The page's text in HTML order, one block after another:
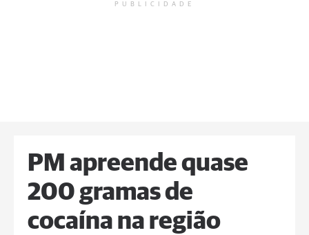
PUBLICIDADE
PM apreende quase
200 gramas de
cocaína na região